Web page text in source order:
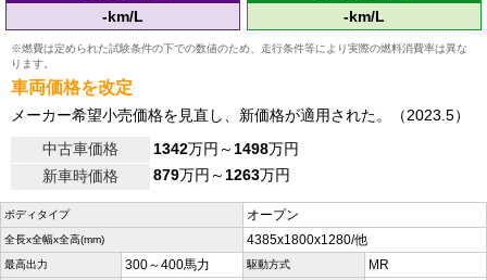
-km/L -km/L
※燃費は定められた試験条件の下での数値のため、走行条件等により実際の燃料消費率は異な
ります。
車両価格を改定
メーカー希望小売価格を見直し、新価格が適用された。（2023.5）
中古車価格
1342万円～1498万円
新車時価格
879万円～1263万円
ボディタイプ オープン
全長x全幅x全高(mm) 4385x1800x1280/他
最高出力 300～400馬力 駆動方式 MR